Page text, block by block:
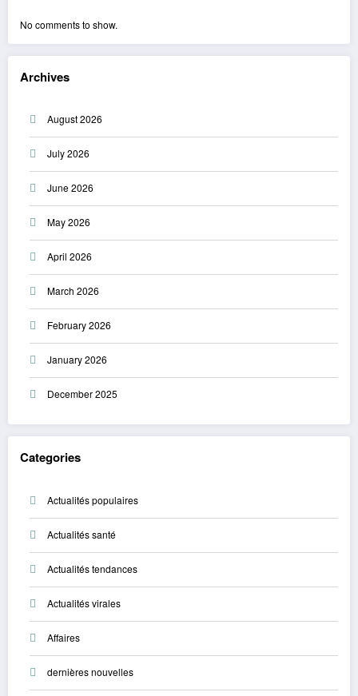
No comments to show.
Archives
August 2026
July 2026
June 2026
May 2026
April 2026
March 2026
February 2026
January 2026
December 2025
Categories
Actualités populaires
Actualités santé
Actualités tendances
Actualités virales
Affaires
dernières nouvelles